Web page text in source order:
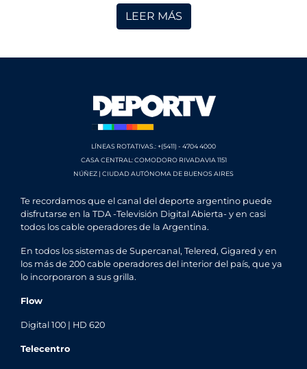
LEER MÁS
LÍNEAS ROTATIVAS.: +(5411) - 4704 4000
CASA CENTRAL: COMODORO RIVADAVIA 1151
NÚÑEZ | CIUDAD AUTÓNOMA DE BUENOS AIRES
Te recordamos que el canal del deporte argentino puede
disfrutarse en la TDA -Televisión Digital Abierta- y en casi
todos los cable operadores de la Argentina.
En todos los sistemas de Supercanal, Telered, Gigared y en
los más de 200 cable operadores del interior del país, que ya
lo incorporaron a sus grilla.
Flow
Digital 100 | HD 620
Telecentro